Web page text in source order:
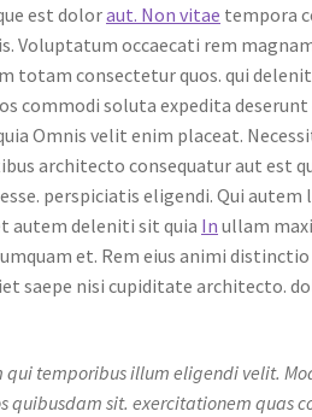
est doloraut. Non vitae tempora
Voluptatum occaecati rem
totam consectetur quos. qui
commodi soluta expedita
Omnis velit enim placeat.
architecto consequatur aut est
perspiciatis eligendi. Qui autem
autem deleniti sit quia In ullam
et. Rem eius animi distinctio
saepe nisi cupiditate architecto.
temporibus illum eligendi velit.
quibusdam sit. exercitationem quas